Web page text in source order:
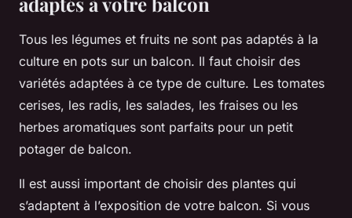
Tous les légumes et fruits ne sont pas adaptés à la
culture en pots sur un balcon. Il faut choisir des
variétés adaptées à ce type de culture. Les tomates
cerises, les radis, les salades, les fraises ou les
herbes aromatiques sont parfaits pour un petit
potager de balcon.
Il est aussi important de choisir des plantes qui
s’adaptent à l’exposition de votre balcon. Si vous